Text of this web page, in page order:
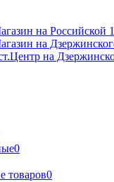
на Российской
на
на
0
товаров0